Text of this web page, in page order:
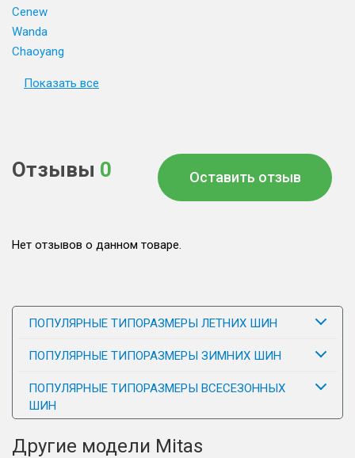
Cenew
Wanda
Chaoyang
Показать все
Отзывы 0 Оставить отзыв
Нет отзывов о данном товаре.
ПОПУЛЯРНЫЕ ТИПОРАЗМЕРЫ ЛЕТНИХ ШИН
ПОПУЛЯРНЫЕ ТИПОРАЗМЕРЫ ЗИМНИХ ШИН
ПОПУЛЯРНЫЕ ТИПОРАЗМЕРЫ ВСЕСЕЗОННЫХ
ШИН
Другие модели Mitas